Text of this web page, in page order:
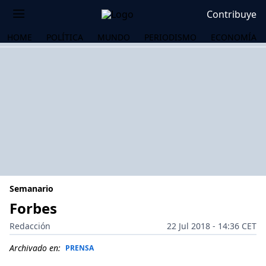
Contribuye
HOME POLÍTICA MUNDO PERIODISMO ECONOMÍA
Semanario
Forbes
Redacción
22 Jul 2018 - 14:36 CET
Archivado en: PRENSA